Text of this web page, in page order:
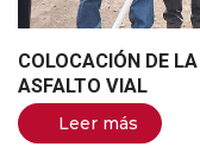
COLOCACIÓN DE
ASFALTO VIAL
Leer más